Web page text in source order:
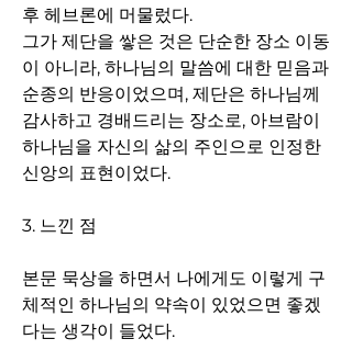
후 헤브론에 머물렀다.
그가 제단을 쌓은 것은 단순한 장소 이동
이 아니라, 하나님의 말씀에 대한 믿음과
순종의 반응이었으며, 제단은 하나님께
감사하고 경배드리는 장소로, 아브람이
하나님을 자신의 삶의 주인으로 인정한
신앙의 표현이었다.
3. 느낀 점
본문 묵상을 하면서 나에게도 이렇게 구
체적인 하나님의 약속이 있었으면 좋겠
다는 생각이 들었다.